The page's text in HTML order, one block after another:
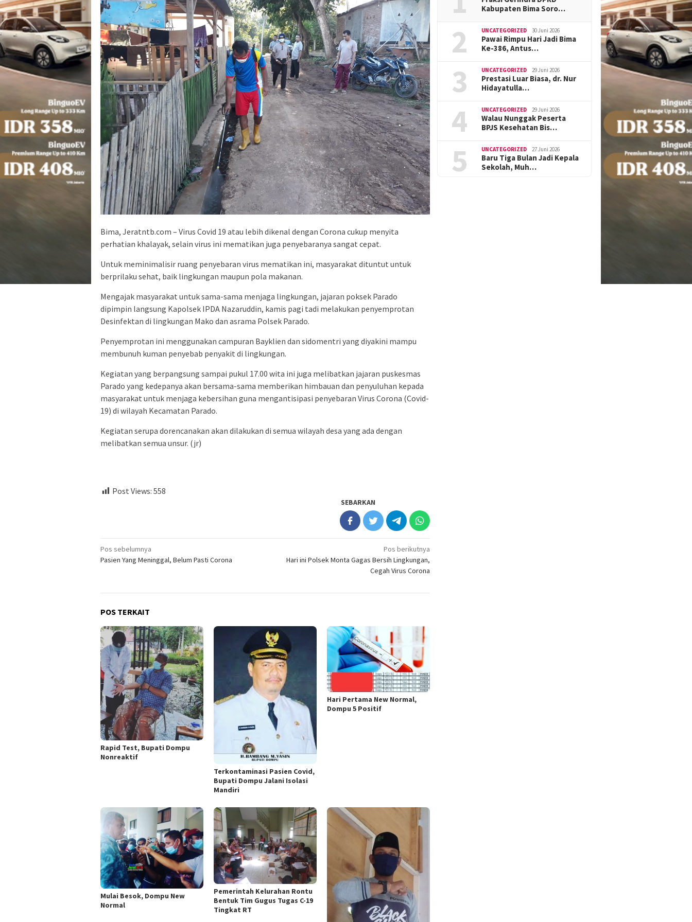
Bima, Jeratntb.com – Virus Covid 19 atau lebih dikenal dengan Corona cukup menyita
perhatian khalayak, selain virus ini mematikan juga penyebaranya sangat cepat.
Untuk meminimalisir ruang penyebaran virus mematikan ini, masyarakat dituntut untuk
berprilaku sehat, baik lingkungan maupun pola makanan.
Mengajak masyarakat untuk sama-sama menjaga lingkungan, jajaran poksek Parado
dipimpin langsung Kapolsek IPDA Nazaruddin, kamis pagi tadi melakukan penyemprotan
Desinfektan di lingkungan Mako dan asrama Polsek Parado.
Penyemprotan ini menggunakan campuran Bayklien dan sidomentri yang diyakini mampu
membunuh kuman penyebab penyakit di lingkungan.
Kegiatan yang berpangsung sampai pukul 17.00 wita ini juga melibatkan jajaran puskesmas
Parado yang kedepanya akan bersama-sama memberikan himbauan dan penyuluhan kepada
masyarakat untuk menjaga kebersihan guna mengantisipasi penyebaran Virus Corona (Covid-
19) di wilayah Kecamatan Parado.
Kegiatan serupa dorencanakan akan dilakukan di semua wilayah desa yang ada dengan
melibatkan semua unsur. (jr)
Post Views: 558
SEBARKAN
Navigasi
pos
Pos sebelumnya
Pasien Yang Meninggal, Belum Pasti Corona
Pos berikutnya
Hari ini Polsek Monta Gagas Bersih Lingkungan,
Cegah Virus Corona
POS TERKAIT
Rapid Test, Bupati Dompu
Nonreaktif
Terkontaminasi Pasien Covid,
Bupati Dompu Jalani Isolasi
Mandiri
Hari Pertama New Normal,
Dompu 5 Positif
Mulai Besok, Dompu New
Normal
Pemerintah Kelurahan Rontu
Bentuk Tim Gugus Tugas C-19
Tingkat RT
Kabupaten Bima Soro…
2 UNCATEGORIZED 30 Juni 2026
Pawai Rimpu Hari Jadi Bima
Ke-386, Antus…
3 UNCATEGORIZED 29 Juni 2026
Prestasi Luar Biasa, dr. Nur
Hidayatulla…
4 UNCATEGORIZED 29 Juni 2026
Walau Nunggak Peserta
BPJS Kesehatan Bis…
5 UNCATEGORIZED 27 Juni 2026
Baru Tiga Bulan Jadi Kepala
Sekolah, Muh…